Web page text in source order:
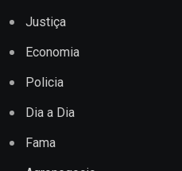
Justiça
Economia
Policia
Dia a Dia
Fama